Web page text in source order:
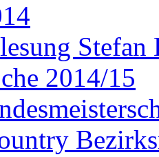
Stefan
2014/15